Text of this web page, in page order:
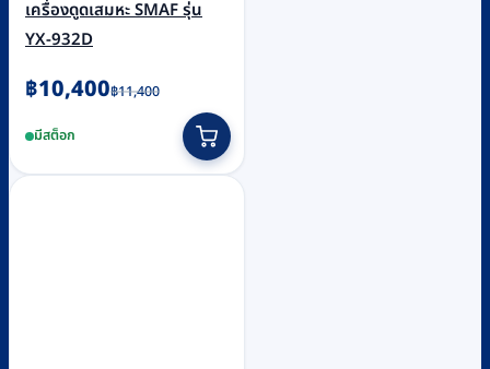
เครื่องดูดเสมหะ SMAF รุ่น
YX-932D
฿11,400
Original
was:
฿11,400.
฿10,400
Current
is:
฿10,400.
มีสต็อก